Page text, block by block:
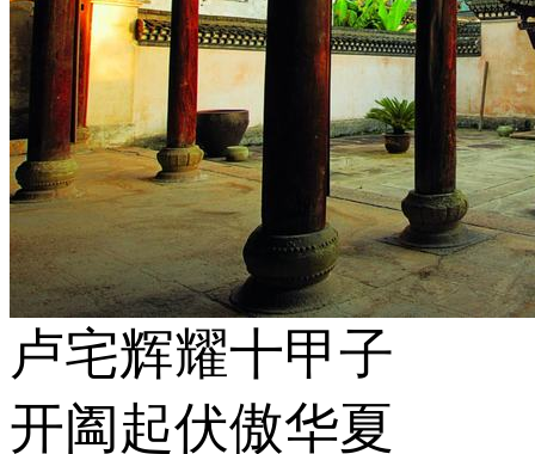
卢宅辉耀十甲子
开阖起伏傲华夏